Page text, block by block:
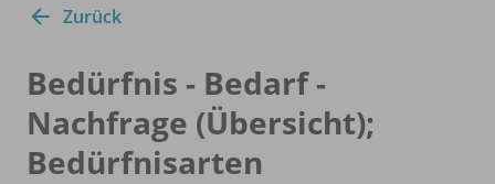
Zurück
Bedürfnis - Bedarf -
Nachfrage (Übersicht);
Bedürfnisarten